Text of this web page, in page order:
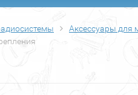
Аксессуары для